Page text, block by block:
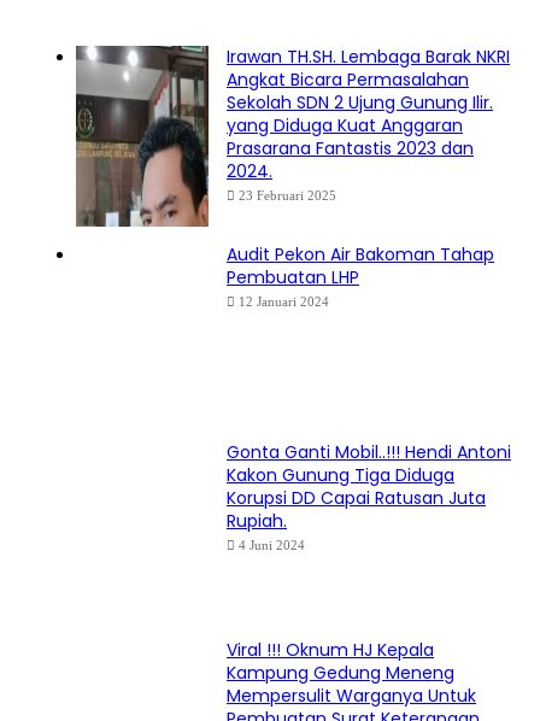
Irawan TH.SH. Lembaga Barak NKRI
Angkat Bicara Permasalahan
Sekolah SDN 2 Ujung Gunung Ilir.
yang Diduga Kuat Anggaran
Prasarana Fantastis 2023 dan
2024.
23 Februari 2025
Audit Pekon Air Bakoman Tahap
Pembuatan LHP
12 Januari 2024
Gonta Ganti Mobil..!!! Hendi Antoni
Kakon Gunung Tiga Diduga
Korupsi DD Capai Ratusan Juta
Rupiah.
4 Juni 2024
Viral !!! Oknum HJ Kepala
Kampung Gedung Meneng
Mempersulit Warganya Untuk